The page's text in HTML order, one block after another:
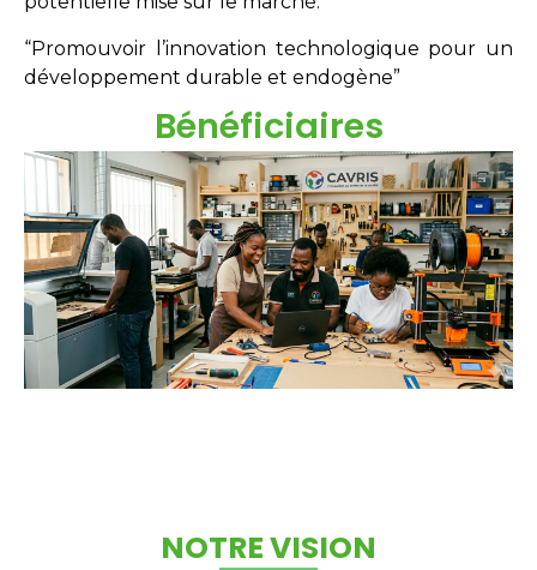
“Promouvoir l’innovation technologique pour un
développement durable et endogène”
Bénéficiaires
Étudiants Néo-diplômés Doctorants
Chercheurs
Innovateurs
Entreprises acteurs sociaux.
NOTRE VISION